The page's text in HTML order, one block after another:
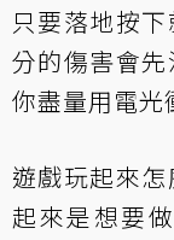
只要落地按
分的傷害會
你盡量用電光
遊戲玩起來
起來是想要